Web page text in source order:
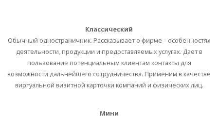
Классический
Обычный одностраничник. Рассказывает о фирме – особенностях
деятельности, продукции и предоставляемых услугах. Дает в
пользование потенциальным клиентам контакты для
возможности дальнейшего сотрудничества. Применим в качестве
виртуальной визитной карточки компаний и физических лиц.
Мини